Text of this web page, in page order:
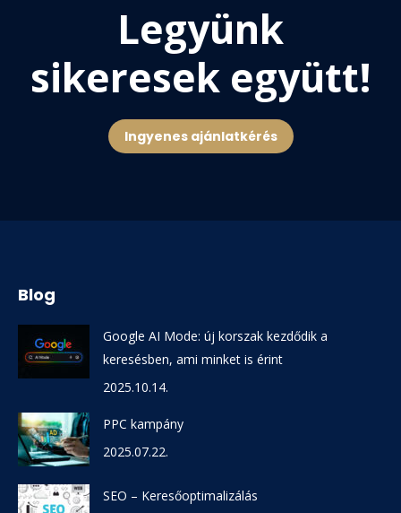
Legyünk
sikeresek együtt!
Ingyenes ajánlatkérés
Blog
Google AI Mode: új korszak kezdődik a
keresésben, ami minket is érint
2025.10.14.
PPC kampány
2025.07.22.
SEO – Keresőoptimalizálás